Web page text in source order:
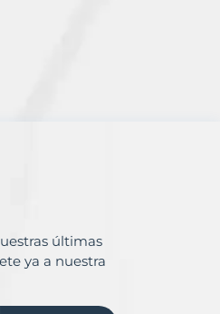
últimas
ya a nuestra